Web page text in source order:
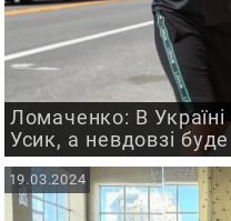
Ломаченко: В
Усик, а невдовзі
19.03.2024